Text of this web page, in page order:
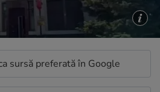
sursă preferată în Google